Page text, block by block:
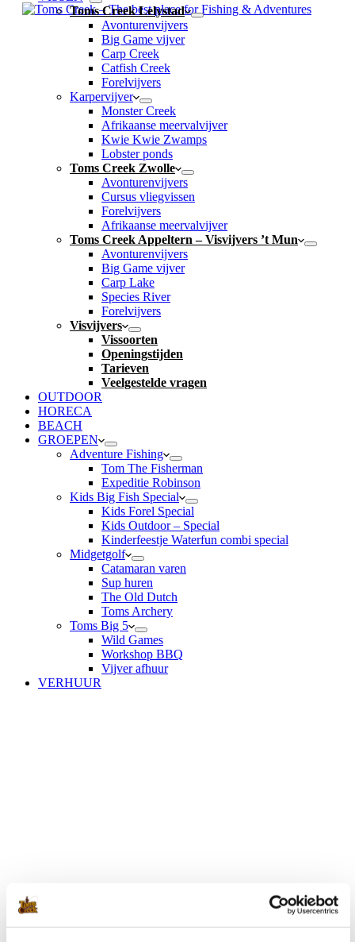
Toms Creek Lelystad
Avonturenvijvers
Big Game vijver
Carp Creek
Catfish Creek
Forelvijvers
Karpervijver
Monster Creek
Afrikaanse meervalvijver
Kwie Kwie Zwamps
Lobster ponds
Toms Creek Zwolle
Avonturenvijvers
Cursus vliegvissen
Forelvijvers
Afrikaanse meervalvijver
Toms Creek Appeltern – Visvijvers ’t Mun
Avonturenvijvers
Big Game vijver
Carp Lake
Species River
Forelvijvers
Visvijvers
Vissoorten
Openingstijden
Tarieven
Veelgestelde vragen
OUTDOOR
HORECA
BEACH
GROEPEN
Adventure Fishing
Tom The Fisherman
Expeditie Robinson
Kids Big Fish Special
Kids Forel Special
Kids Outdoor – Special
Kinderfeestje Waterfun combi special
Midgetgolf
Catamaran varen
Sup huren
The Old Dutch
Toms Archery
Toms Big 5
Wild Games
Workshop BBQ
Vijver afhuur
VERHUUR